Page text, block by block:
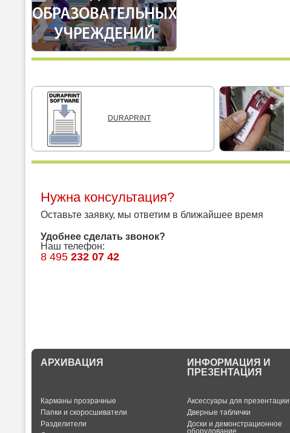
DURAPRINT
Нужна консультация?
Оставьте заявку, мы ответим в ближайшее время
Удобнее сделать звонок?
Наш телефон:
8 495 232 07 42
АРХИВАЦИЯ
Карманы прозрачные
Папки и скоросшиватели
Разделители
ИНФОРМАЦИЯ И
ПРЕЗЕНТАЦИЯ
Аксессуары для презентации
Дверные таблички
Доски и демонстрационное
оборудование